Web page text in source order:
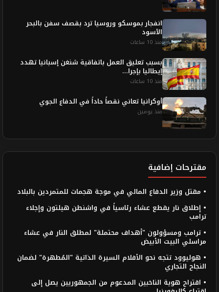
انفجار بموسكو وروسيا ترد بقصف سفن بالبحر
الأسود
منذ 10 ساعات
بسبب تعليق العمل باتفاقية شنغن إسبانيا تهدد
إيطاليا بإجرا...
منذ 10 ساعات
أوكرانيا تعاني نقصاً حاداً في الدفاع الجوي
منذ يومين
مقترحات إضافية
• مقتل وزير الدفاع المالي في موجة هجمات للمتمردين بالبلاد
• إطلاق نار يقطع عشاء رئاسياً في واشنطن هيلتون وإجلاء
ترامب
• ترامب ومسؤولون "أهداف محتملة" لمطلق النار في عشاء
مراسلي البيت الأبيض
• هوليوود تتجه نحو الأفلام السيرة الذاتية "المُطهرة" لضمان
النجاح التجاري
• اقتراح هوية الناخبين المدعوم من الجمهوريين يصل إلى